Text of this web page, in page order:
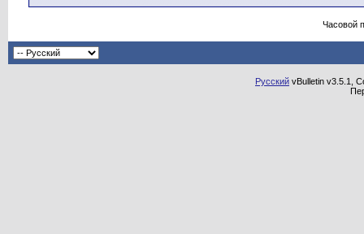
Часовой
Русский vBulletin v3.5.1,